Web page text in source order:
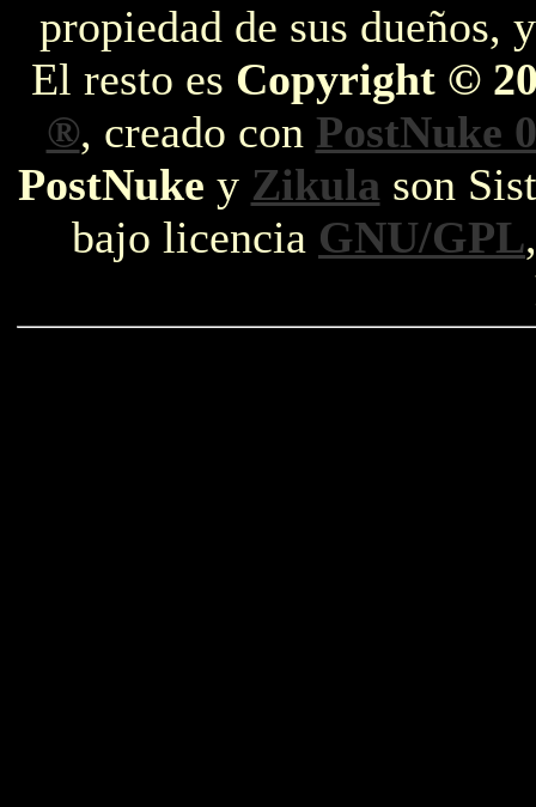
propiedad de sus dueños,
El resto es Copyright ©
®, creado con PostNuke
PostNuke y Zikula son
bajo licencia GNU/GPL